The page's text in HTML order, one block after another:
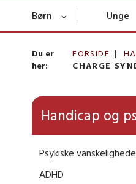
Børn Unge
Du er
her:
FORSIDE
CHARGE
Handicap og
Psykiske
ADHD